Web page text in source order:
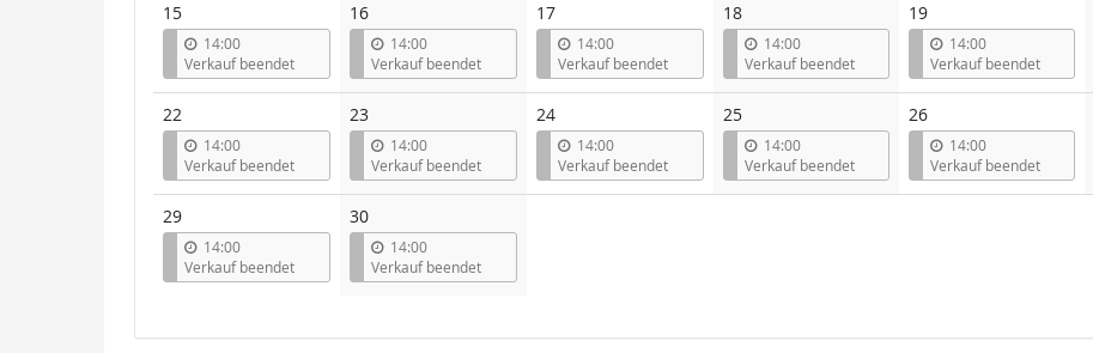
15
14:00
Verkauf beendet
16
14:00
Verkauf beendet
17
14:00
Verkauf beendet
18
14:00
Verkauf beendet
19
14:00
Verkauf beendet
22
14:00
Verkauf beendet
23
14:00
Verkauf beendet
24
14:00
Verkauf beendet
25
14:00
Verkauf beendet
26
14:00
Verkauf beendet
29
14:00
Verkauf beendet
30
14:00
Verkauf beendet